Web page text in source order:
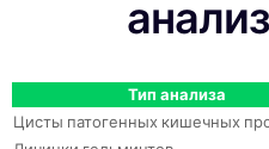
Тип анализа
Цисты патогенных кишечных